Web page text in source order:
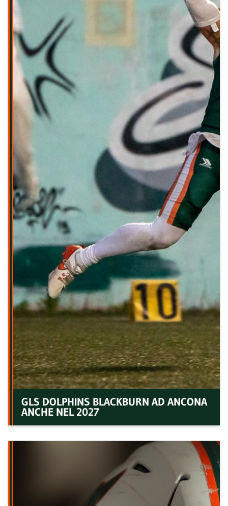
GLS DOLPHINS BLACKBURN AD ANCONA
ANCHE NEL 2027